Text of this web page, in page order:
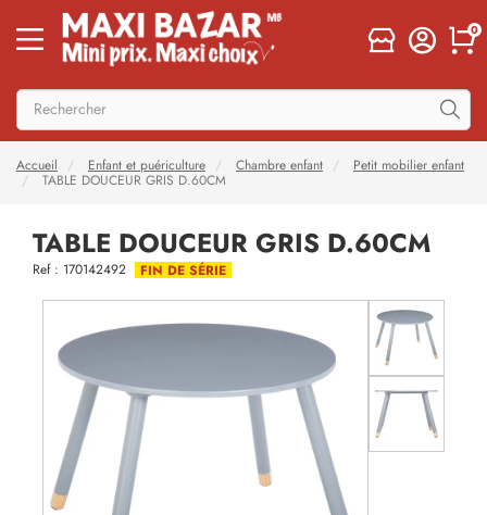
0
Accueil Enfant et puériculture Chambre enfant
Petit mobilier enfant
TABLE DOUCEUR GRIS D.60CM
TABLE DOUCEUR GRIS D.60CM
Ref : 170142492 FIN DE SÉRIE